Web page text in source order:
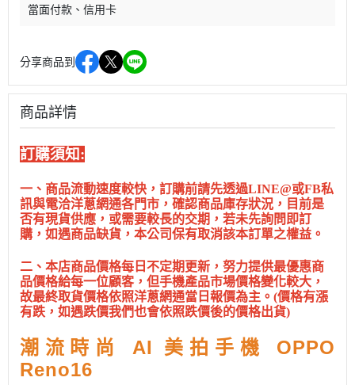
當面付款
信用卡
分享商品到
商品詳情
訂購須知:
一、商品流動速度較快，訂購前請先透過LINE@或FB私
訊與電洽洋蔥網通各門市，確認商品庫存狀況，目前是
否有現貨供應，或需要較長的交期，若未先詢問即訂
購，如遇商品缺貨，本公司保有取消該本訂單之權益。
二、本店商品價格每日不定期更新，努力提供最優惠商
品價格給每一位顧客，但手機產品市場價格變化較大，
故最終取貨價格依照洋蔥網通當日報價為主。(價格有漲
有跌，如遇跌價我們也會依照跌價後的價格出貨)
潮流時尚 AI 美拍手機 OPPO
Reno16